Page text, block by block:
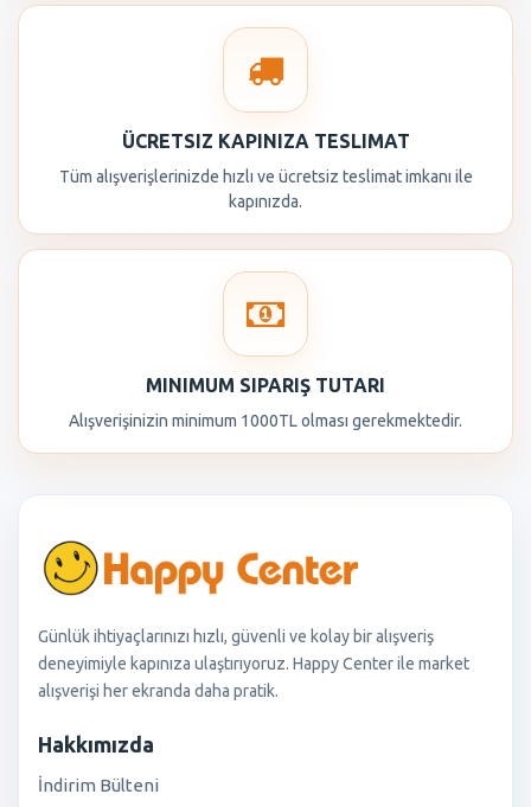
ÜCRETSIZ KAPINIZA TESLIMAT
Tüm alışverişlerinizde hızlı ve ücretsiz teslimat imkanı ile
kapınızda.
MINIMUM SIPARIŞ TUTARI
Alışverişinizin minimum 1000TL olması gerekmektedir.
Günlük ihtiyaçlarınızı hızlı, güvenli ve kolay bir alışveriş
deneyimiyle kapınıza ulaştırıyoruz. Happy Center ile market
alışverişi her ekranda daha pratik.
Hakkımızda
İndirim Bülteni